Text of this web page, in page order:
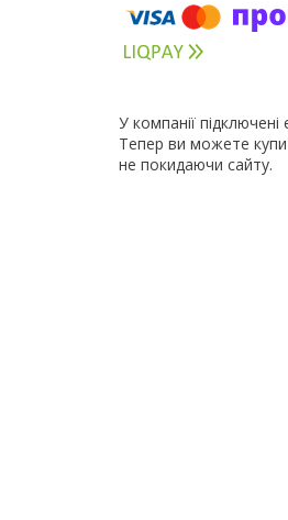
У компанії
Тепер ви можете
не покидаючи сайту.